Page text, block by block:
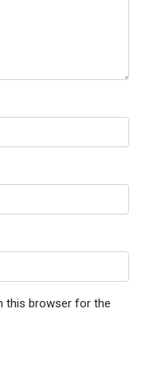
this browser for the